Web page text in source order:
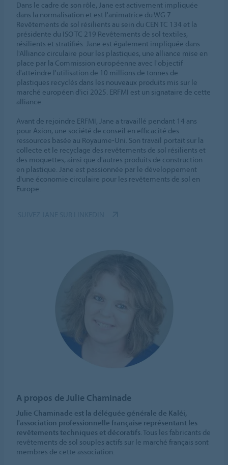
Dans le cadre de son rôle, Jane est activement impliquée
dans la normalisation et est l'animatrice du WG 7
Revêtements de sol résilients au sein du CEN TC 134 et la
présidente du ISO TC 219 Revêtements de sol textiles,
résilients et stratifiés. Jane est également impliquée dans
l'Alliance circulaire pour les plastiques, une alliance mise en
place par la Commission européenne avec l'objectif
d'atteindre l'utilisation de 10 millions de tonnes de
plastiques recyclés dans les nouveaux produits mis sur le
marché européen d'ici 2025. ERFMI est un signataire de cette
alliance.
Avant de rejoindre ERFMI, Jane a travaillé pendant 14 ans
pour Axion, une société de conseil en efficacité des
ressources basée au Royaume-Uni. Son travail portait sur la
collecte et le recyclage des revêtements de sol résilients et
des moquettes, ainsi que d'autres produits de construction
en plastique. Jane est passionnée par le développement
d'une économie circulaire pour les revêtements de sol en
Europe.
A propos de Julie Chaminade
Julie Chaminade est la déléguée générale de Kaléi,
l'association professionnelle française représentant les
revêtements techniques et décoratifs . Tous les fabricants de
revêtements de sol souples actifs sur le marché français sont
membres de cette association.